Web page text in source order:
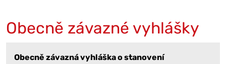
Obecně závazné vyhlášky
Obecně závazná vyhláška o stanovení